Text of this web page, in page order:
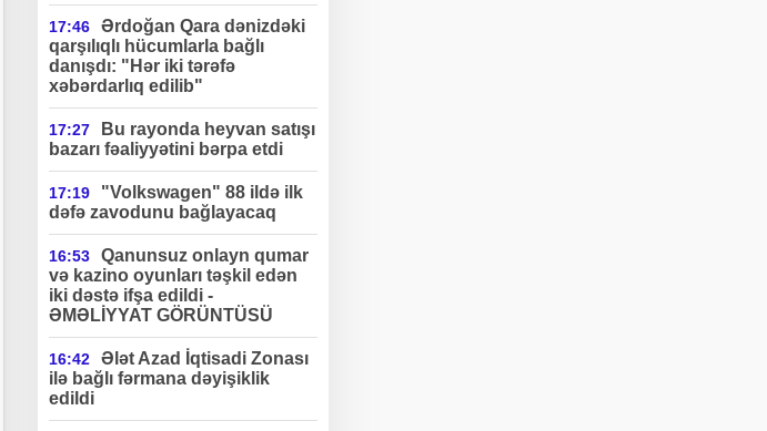
17:46
Ərdoğan Qara dənizdəki
qarşılıqlı hücumlarla bağlı
danışdı: "Hər iki tərəfə
xəbərdarlıq edilib"
17:27
Bu rayonda heyvan satışı
bazarı fəaliyyətini bərpa etdi
17:19
"Volkswagen" 88 ildə ilk
dəfə zavodunu bağlayacaq
16:53
Qanunsuz onlayn qumar
və kazino oyunları təşkil edən
iki dəstə ifşa edildi -
ƏMƏLİYYAT GÖRÜNTÜSÜ
16:42
Ələt Azad İqtisadi Zonası
ilə bağlı fərmana dəyişiklik
edildi